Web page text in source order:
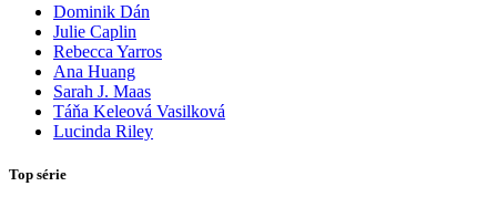
Dominik Dán
Julie Caplin
Rebecca Yarros
Ana Huang
Sarah J. Maas
Táňa Keleová Vasilková
Lucinda Riley
Top série